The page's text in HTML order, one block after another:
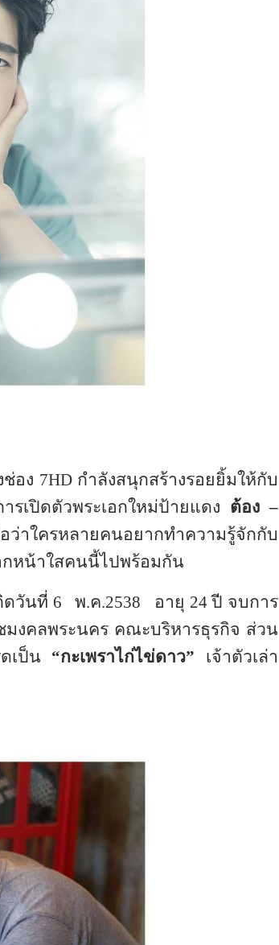
ช่อง 7HD กำลังสนุกสร้างรอยยิ้มให้กับ
เปิดตัวพระเอกใหม่ป้ายแดง ต้อง –
าใครหลายคนอยากทำความรู้จักกับ
หน้าใสคนนี้ไปพร้อมกัน
ดวันที่ 6 พ.ค.2538 อายุ 24ปี จบการ
งคลพระนคร คณะบริหารธุรกิจ ส่วน
เป็น “กะเพราไก่ไข่ดาว” เจ้าตัวเล่า